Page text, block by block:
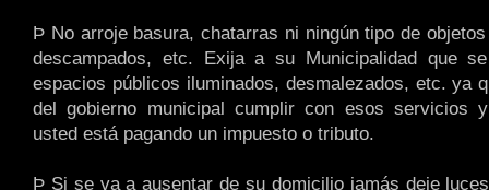
Þ No arroje basura, chatarras ni ningún tipo de
descampados, etc. Exija a su Municipalidad que
espacios públicos iluminados, desmalezados, etc. ya
del gobierno municipal cumplir con esos servicios
usted está pagando un impuesto o tributo.
Þ Si se va a ausentar de su domicilio jamás deje